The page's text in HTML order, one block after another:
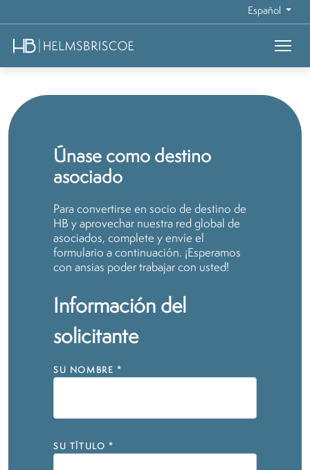
Español
Únase como destino
asociado
Para convertirse en socio de destino de
HB y aprovechar nuestra red global de
asociados, complete y envíe el
formulario a continuación. ¡Esperamos
con ansias poder trabajar con usted!
Información del
solicitante
SU NOMBRE *
SU TÍTULO *